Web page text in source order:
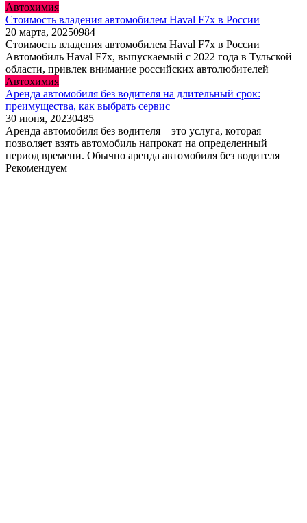
Автохимия
Стоимость владения автомобилем Haval F7x в России
20 марта, 20250984
Стоимость владения автомобилем Haval F7x в России
Автомобиль Haval F7x, выпускаемый с 2022 года в Тульской
области, привлек внимание российских автолюбителей
Автохимия
Аренда автомобиля без водителя на длительный срок:
преимущества, как выбрать сервис
30 июня, 20230485
Аренда автомобиля без водителя – это услуга, которая
позволяет взять автомобиль напрокат на определенный
период времени. Обычно аренда автомобиля без водителя
Рекомендуем